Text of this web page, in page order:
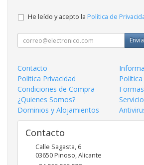
He leído y acepto la Política de
Contacto
Política Privacidad
Condiciones de Compra
¿Quienes Somos?
Dominios y Alojamientos
Contacto
Calle Sagasta, 6
03650Pinoso,Alicante